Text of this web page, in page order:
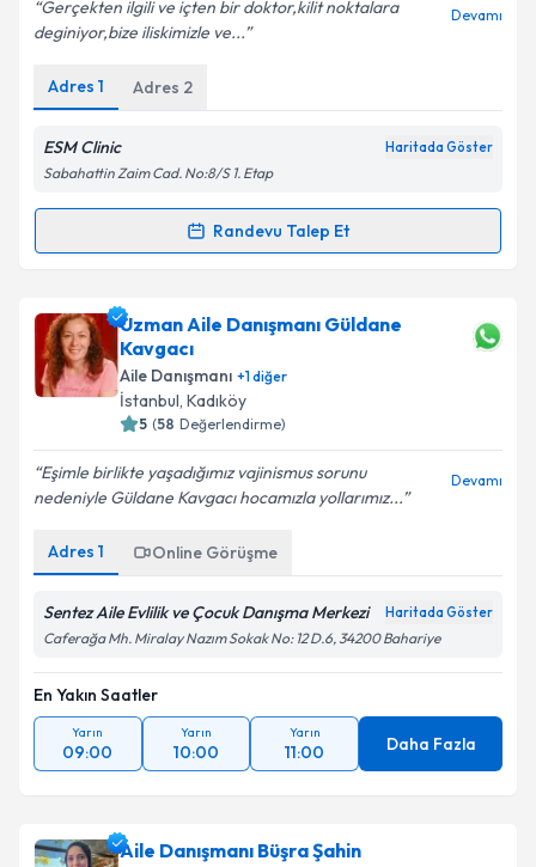
Gerçekten ilgili ve içten bir doktor,kilit noktalara
deginiyor,bize iliskimizle ve...
Devamı
Adres 1 Adres 2
ESM Clinic Haritada Göster
Sabahattin Zaim Cad. No:8/S 1. Etap
Randevu Talep Et
Randevu Takvimi Talebi
Aile Danışmanı Filiz Tepeiçin randevu takvimi talebi
oluşturun. Size bu uzmandan randevu almanız için bir
takvim hazırlandığında e-posta ile bilgilendireceğiz.
E-posta Adresiniz
Metni'ni okudum ve kişisel verilerimin belirtilen
kapsamda işlenmesini kabul ediyorum.
Uzman Aile Danışmanı Güldane
Kavgacı
Aile Danışmanı +1diğer
İstanbul, Kadıköy
5 (58 Değerlendirme)
Eşimle birlikte yaşadığımız vajinismus sorunu
nedeniyle Güldane Kavgacı hocamızla yollarımız...
Devamı
Adres 1 Online Görüşme
Sentez Aile Evlilik ve Çocuk Danışma Merkezi Haritada Göster
Caferağa Mh. Miralay Nazım Sokak No: 12 D.6, 34200 Bahariye
En Yakın Saatler
Yarın
09:00
Yarın
10:00
Yarın
11:00 Daha Fazla
Aile Danışmanı Büşra Şahin